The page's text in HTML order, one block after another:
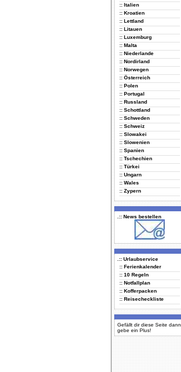
:: Italien
:: Kroatien
:: Lettland
:: Litauen
:: Luxemburg
:: Malta
:: Niederlande
:: Nordirland
:: Norwegen
:: Österreich
:: Polen
:: Portugal
:: Russland
:: Schottland
:: Schweden
:: Schweiz
:: Slowakei
:: Slowenien
:: Spanien
:: Tschechien
:: Türkei
:: Ungarn
:: Wales
:: Zypern
.:: News bestellen
.:: Urlaubservice
:: Ferienkalender
:: 10 Regeln
:: Notfallplan
:: Kofferpacken
:: Reisecheckliste
Gefällt dir diese Seite dann
gebe ein Plus!